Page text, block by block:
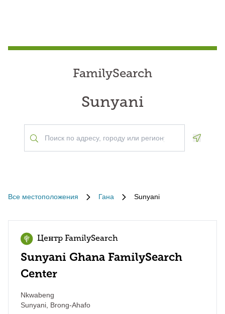
FamilySearch
Sunyani
Все местоположения Гана Sunyani
Центр FamilySearch
Sunyani Ghana FamilySearch
Center
Nkwabeng
Sunyani Brong-Ahafo